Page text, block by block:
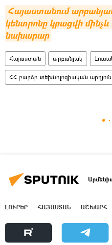
Հայաստանում
կենտրոնը կբացվի մինչև
նախարար
Հայաստան արբանյակ
ՀՀ բարձր տեխնոլոգիական
ԼՈՒՐԵՐ ՀԱՅԱՍՏԱՆ ԱՇԽԱՐՀ